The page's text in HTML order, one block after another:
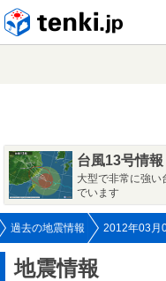
台風13号情報
大型で非常に強
でいます
過去の地震情報 2012年03月
地震情報